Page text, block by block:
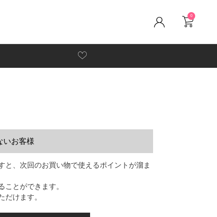
0
いお客様
と、次回のお買い物で使えるポイントが溜ま
ことができます。
だけます。